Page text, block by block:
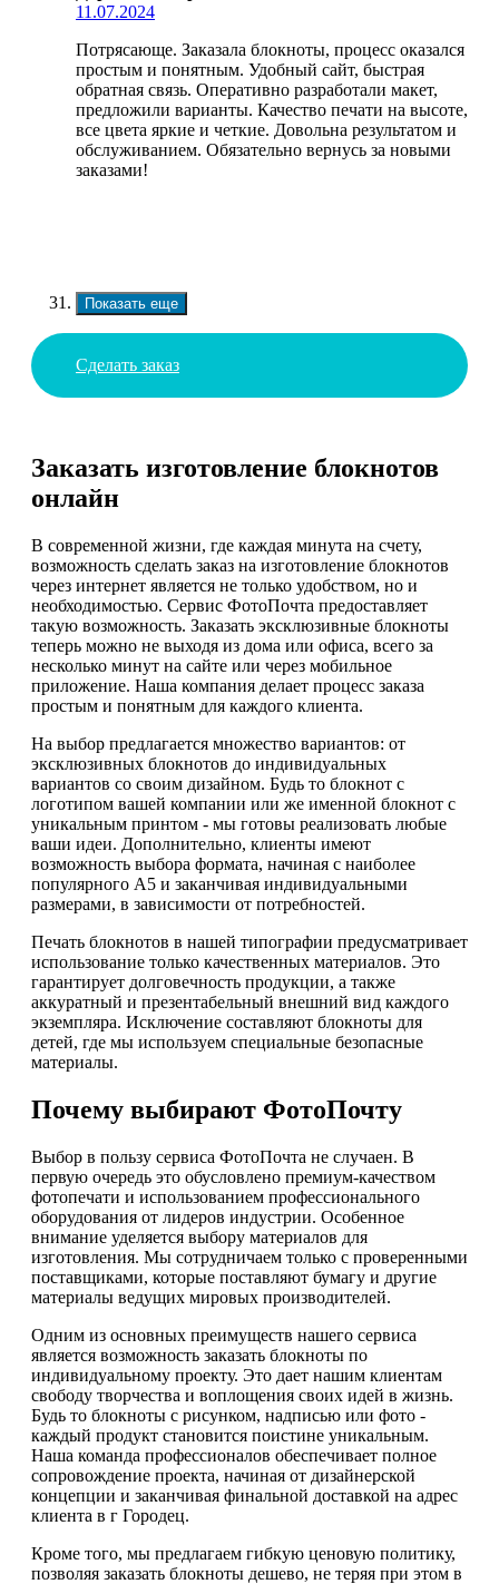
11.07.2024
Потрясающе. Заказала блокноты, процесс оказался
простым и понятным. Удобный сайт, быстрая
обратная связь. Оперативно разработали макет,
предложили варианты. Качество печати на высоте,
все цвета яркие и четкие. Довольна результатом и
обслуживанием. Обязательно вернусь за новыми
заказами!
Показать еще
Сделать заказ
Заказать изготовление блокнотов
онлайн
В современной жизни, где каждая минута на счету,
возможность сделать заказ на изготовление блокнотов
через интернет является не только удобством, но и
необходимостью. Сервис ФотоПочта предоставляет
такую возможность. Заказать эксклюзивные блокноты
теперь можно не выходя из дома или офиса, всего за
несколько минут на сайте или через мобильное
приложение. Наша компания делает процесс заказа
простым и понятным для каждого клиента.
На выбор предлагается множество вариантов: от
эксклюзивных блокнотов до индивидуальных
вариантов со своим дизайном. Будь то блокнот с
логотипом вашей компании или же именной блокнот с
уникальным принтом - мы готовы реализовать любые
ваши идеи. Дополнительно, клиенты имеют
возможность выбора формата, начиная с наиболее
популярного А5 и заканчивая индивидуальными
размерами, в зависимости от потребностей.
Печать блокнотов в нашей типографии предусматривает
использование только качественных материалов. Это
гарантирует долговечность продукции, а также
аккуратный и презентабельный внешний вид каждого
экземпляра. Исключение составляют блокноты для
детей, где мы используем специальные безопасные
материалы.
Почему выбирают ФотоПочту
Выбор в пользу сервиса ФотоПочта не случаен. В
первую очередь это обусловлено премиум-качеством
фотопечати и использованием профессионального
оборудования от лидеров индустрии. Особенное
внимание уделяется выбору материалов для
изготовления. Мы сотрудничаем только с проверенными
поставщиками, которые поставляют бумагу и другие
материалы ведущих мировых производителей.
Одним из основных преимуществ нашего сервиса
является возможность заказать блокноты по
индивидуальному проекту. Это дает нашим клиентам
свободу творчества и воплощения своих идей в жизнь.
Будь то блокноты с рисунком, надписью или фото -
каждый продукт становится поистине уникальным.
Наша команда профессионалов обеспечивает полное
сопровождение проекта, начиная от дизайнерской
концепции и заканчивая финальной доставкой на адрес
клиента в г Городец.
Кроме того, мы предлагаем гибкую ценовую политику,
позволяя заказать блокноты дешево, не теряя при этом в